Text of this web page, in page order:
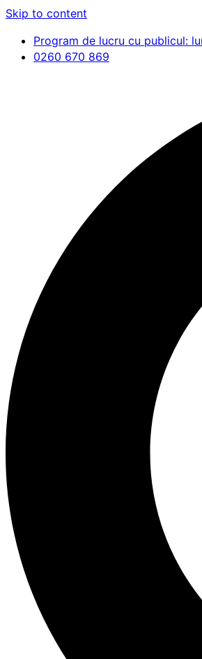
Skip to content
Program de lucru cu publicul:
0260 670 869